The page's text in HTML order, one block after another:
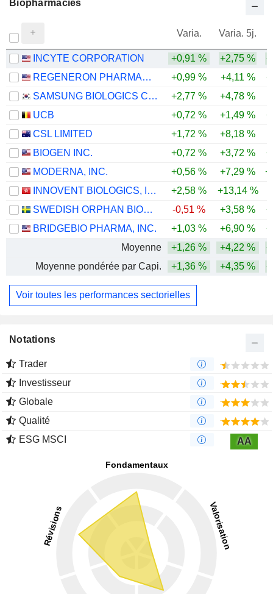
Biopharmacies
Varia. Varia. 5j.
INCYTE CORPORATION +0,91 % +2,75 %
REGENERON PHARMACEUTICALS, INC.
+0,99 % +4,11 %
SAMSUNG BIOLOGICS CO.,LTD.
+2,77 % +4,78 %
UCB
+0,72 % +1,49 %
CSL LIMITED
+1,72 % +8,18 %
BIOGEN INC.
+0,72 % +3,72 %
MODERNA, INC.
+0,56 % +7,29 %
INNOVENT BIOLOGICS, INC.
+2,58 % +13,14 %
SWEDISH ORPHAN BIOVITRUM AB
-0,51 % +3,58 %
BRIDGEBIO PHARMA, INC.
+1,03 % +6,90 %
Moyenne
+1,26 % +4,22 %
Moyenne pondérée par Capi.
+1,36 % +4,35 %
Voir toutes les performances sectorielles
Notations
Trader
Investisseur
Globale
Qualité
ESG MSCI
AA